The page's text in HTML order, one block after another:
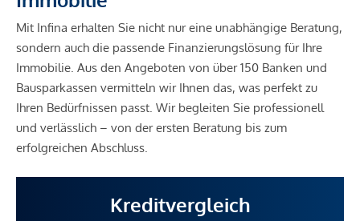
Mit Infina erhalten Sie nicht nur eine unabhängige Beratung,
sondern auch die passende Finanzierungslösung für Ihre
Immobilie. Aus den Angeboten von über 150 Banken und
Bausparkassen vermitteln wir Ihnen das, was perfekt zu
Ihren Bedürfnissen passt. Wir begleiten Sie professionell
und verlässlich – von der ersten Beratung bis zum
erfolgreichen Abschluss.
Kreditvergleich